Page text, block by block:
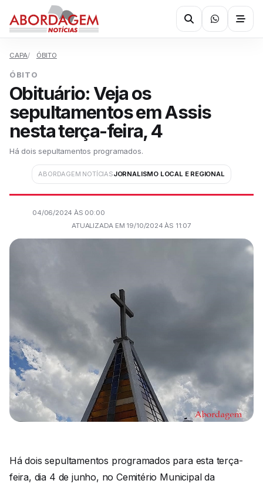
CAPA ÓBITO
ÓBITO
Obituário: Veja os
sepultamentos em Assis
nesta terça-feira, 4
Há dois sepultamentos programados.
ABORDAGEM NOTÍCIASJORNALISMO LOCAL E REGIONAL
04/06/2024 ÀS 00:00
ATUALIZADA EM 19/10/2024 ÀS 11:07
Há dois sepultamentos programados para esta terça-
feira, dia 4 de junho, no Cemitério Municipal da